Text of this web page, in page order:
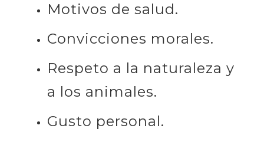
Motivos de salud.
Convicciones morales.
Respeto a la naturaleza y
a los animales.
Gusto personal.